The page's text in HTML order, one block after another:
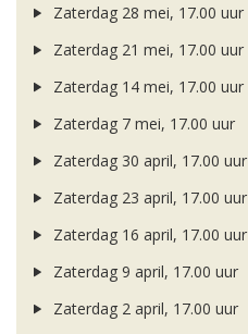
Zaterdag 28 mei, 17.00 uur
Zaterdag 21 mei, 17.00 uur
Zaterdag 14 mei, 17.00 uur
Zaterdag 7 mei, 17.00 uur
Zaterdag 30 april, 17.00 uur
Zaterdag 23 april, 17.00 uur
Zaterdag 16 april, 17.00 uur
Zaterdag 9 april, 17.00 uur
Zaterdag 2 april, 17.00 uur